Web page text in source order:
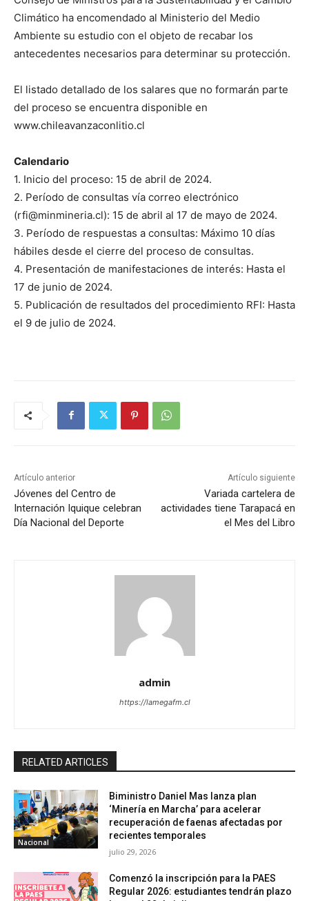
Climático ha encomendado al Ministerio del Medio
Ambiente su estudio con el objeto de recabar los
antecedentes necesarios para determinar su protección.
El listado detallado de los salares que no formarán parte
del proceso se encuentra disponible en
www.chileavanzaconlitio.cl
Calendario
1. Inicio del proceso: 15 de abril de 2024.
2. Período de consultas vía correo electrónico
(rfi@minmineria.cl): 15 de abril al 17 de mayo de 2024.
3. Período de respuestas a consultas: Máximo 10 días
hábiles desde el cierre del proceso de consultas.
4. Presentación de manifestaciones de interés: Hasta el
17 de junio de 2024.
5. Publicación de resultados del procedimiento RFI: Hasta
el 9 de julio de 2024.
Artículo anterior
Jóvenes del Centro de
Internación Iquique celebran
Día Nacional del Deporte
Artículo siguiente
Variada cartelera de
actividades tiene Tarapacá en
el Mes del Libro
admin
https://lamegafm.cl
RELATED ARTICLES
Nacional
Biministro Daniel Mas lanza plan
‘Minería en Marcha’ para acelerar
recuperación de faenas afectadas por
recientes temporales
julio 29, 2026
Comenzó la inscripción para la PAES
Regular 2026: estudiantes tendrán plazo